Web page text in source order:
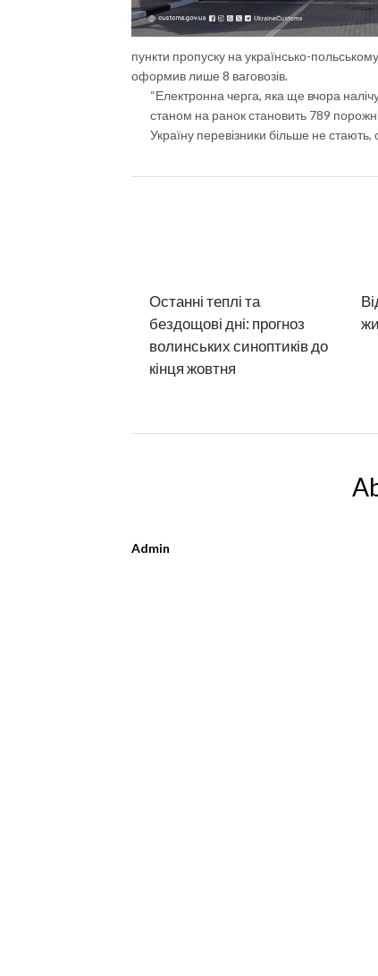
пункти пропуску на українсько-
оформив лише 8 ваговозів.
“Електронна черга, яка ще вчора
станом на ранок становить 789
Україну перевізники більше не
Останні теплі та
бездощові дні: прогноз
волинських синоптиків до
кінця жовтня
Admin